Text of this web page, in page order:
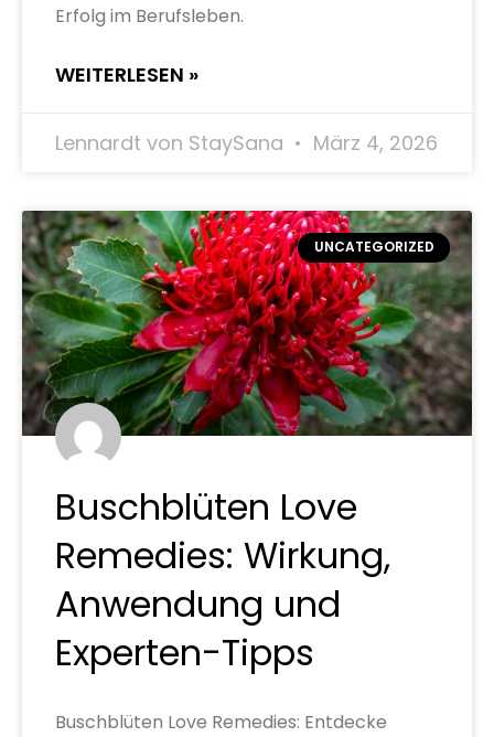
Erfolg im Berufsleben.
WEITERLESEN »
Lennardt von StaySana März 4, 2026
UNCATEGORIZED
Buschblüten Love
Remedies: Wirkung,
Anwendung und
Experten-Tipps
Buschblüten Love Remedies: Entdecke